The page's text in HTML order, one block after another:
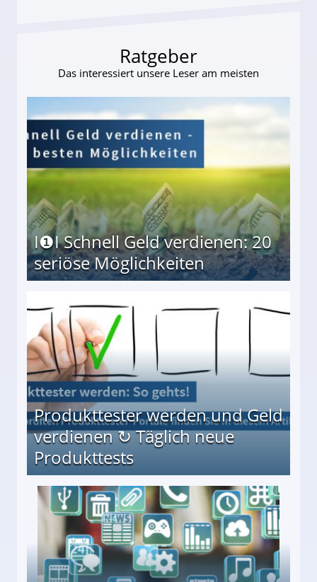
Ratgeber
Das interessiert unsere Leser am meisten
I❶I Schnell Geld verdienen: 20
seriöse Möglichkeiten
Produkttester werden und Geld
verdienen ↻ Täglich neue
Produkttests
↻ Täglich neue Produkttests